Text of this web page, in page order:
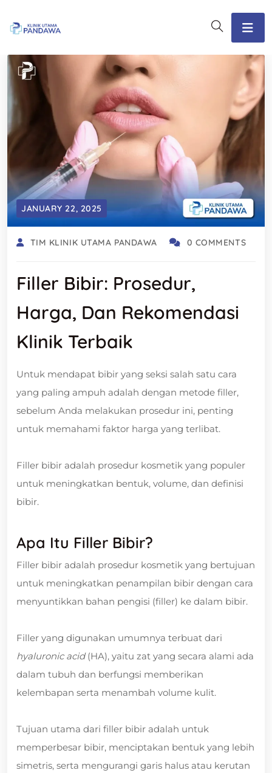
JANUARY 22, 2025
TIM KLINIK UTAMA PANDAWA 0 COMMENTS
Filler Bibir: Prosedur,
Harga, Dan Rekomendasi
Klinik Terbaik
Untuk mendapat bibir yang seksi salah satu cara
yang paling ampuh adalah dengan metode filler,
sebelum Anda melakukan prosedur ini, penting
untuk memahami faktor harga yang terlibat.
Filler bibir adalah prosedur kosmetik yang populer
untuk meningkatkan bentuk, volume, dan definisi
bibir.
Apa Itu Filler Bibir?
Filler bibir adalah prosedur kosmetik yang bertujuan
untuk meningkatkan penampilan bibir dengan cara
menyuntikkan bahan pengisi (filler) ke dalam bibir.
Filler yang digunakan umumnya terbuat dari
hyaluronic acid(HA), yaitu zat yang secara alami ada
dalam tubuh dan berfungsi memberikan
kelembapan serta menambah volume kulit.
Tujuan utama dari filler bibir adalah untuk
memperbesar bibir, menciptakan bentuk yang lebih
simetris, serta mengurangi garis halus atau kerutan